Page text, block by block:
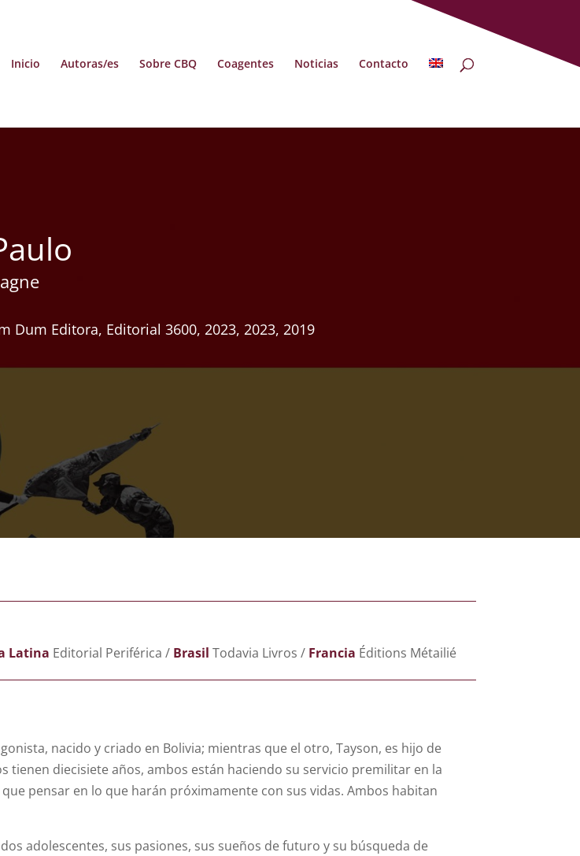
Inicio Autoras/es Sobre CBQ Coagentes Noticias Contacto
Dum Editora, Editorial 3600, 2023, 2023, 2019
Latina Editorial Periférica ​/ Brasil Todavia Livros / Francia Éditions Métailié
nacido y criado en Bolivia; mientras que el otro, Tayson, es hijo de
tienen diecisiete años, ambos están haciendo su servicio premilitar en la
pensar en lo que harán próximamente con sus vidas. Ambos habitan
adolescentes, sus pasiones, sus sueños de futuro y su búsqueda de